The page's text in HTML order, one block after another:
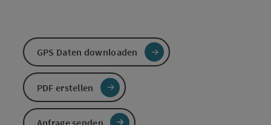
GPS Daten downloaden
PDF erstellen
Anfrage senden